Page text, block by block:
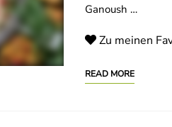
Ganoush …
Zu meinen
READ MORE